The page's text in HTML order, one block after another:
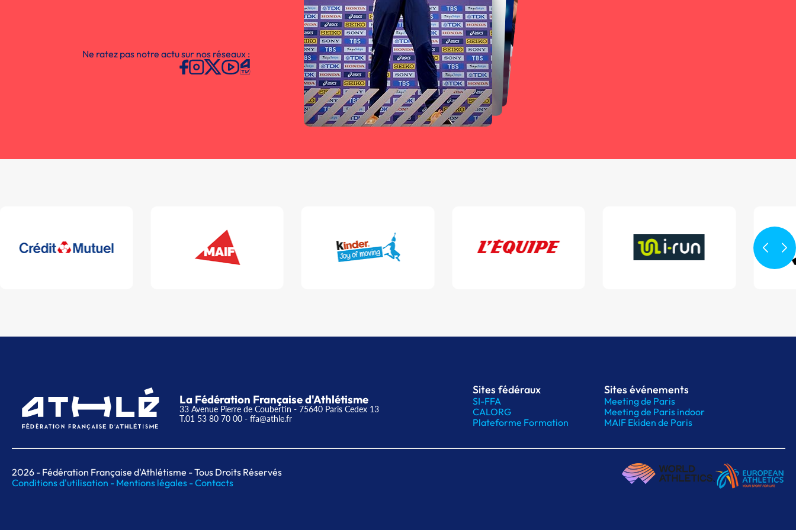
Ne ratez pas notre actu sur nos réseaux :
La Fédération Française d'Athlétisme
33 Avenue Pierre de Coubertin - 75640 Paris Cedex 13
T.01 53 80 70 00 - ffa@athle.fr
Sites fédéraux
SI-FFA
CALORG
Plateforme Formation
Sites événements
Meeting de Paris
Meeting de Paris indoor
MAIF Ekiden de Paris
2026 - Fédération Française d'Athlétisme - Tous Droits Réservés
Conditions d'utilisation - Mentions légales -Contacts